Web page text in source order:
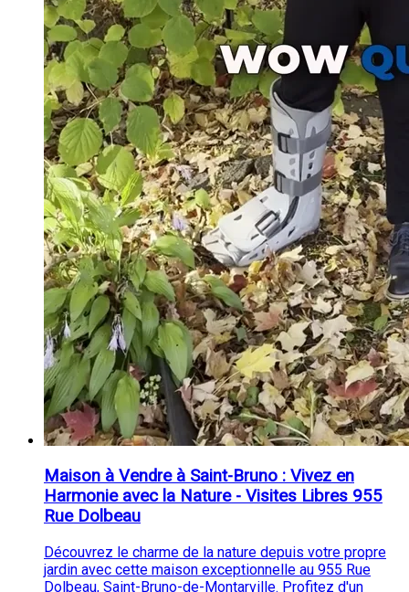
Maison à Vendre à Saint-Bruno : Vivez en
Harmonie avec la Nature - Visites Libres 955
Rue Dolbeau
Découvrez le charme de la nature depuis votre propre
jardin avec cette maison exceptionnelle au 955 Rue
Dolbeau, Saint-Bruno-de-Montarville. Profitez d'un